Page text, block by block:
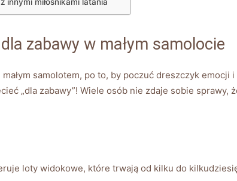
zabawy w​ małym samolocie
samolotem, po to,​ by poczuć dreszczyk‌
„dla ​zabawy”! Wiele osób nie zdaje ⁢sobie
loty ⁤widokowe, które trwają od kilku do